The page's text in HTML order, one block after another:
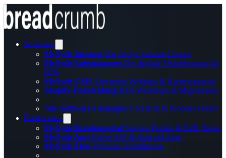
Software
MySyde Intranet Die fertige Intranet-Lösung
MySyde Salesmanager Der digitale Vertriebsraum für
B2B
MySyde CMS Enterprise Websites & Karriereportale
Shopify-Entwicklung B2B-Webshops & Migrationen
Alle Software-Lösungen Übersicht & Produkt-Finder
Plattformen
MySyde Kundenportal Service-Portale & B2B-Shops
MySyde App Native iOS & Android Apps
MySyde Flow Prozesse digitalisieren